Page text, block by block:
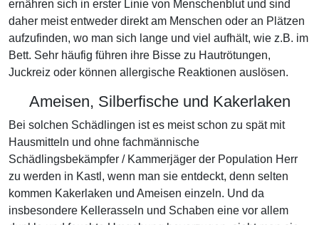
ernähren sich in erster Linie von Menschenblut und sind
daher meist entweder direkt am Menschen oder an Plätzen
aufzufinden, wo man sich lange und viel aufhält, wie z.B. im
Bett. Sehr häufig führen ihre Bisse zu Hautrötungen,
Juckreiz oder können allergische Reaktionen auslösen.
Ameisen, Silberfische und Kakerlaken
Bei solchen Schädlingen ist es meist schon zu spät mit
Hausmitteln und ohne fachmännische
Schädlingsbekämpfer / Kammerjäger der Population Herr
zu werden in Kastl, wenn man sie entdeckt, denn selten
kommen Kakerlaken und Ameisen einzeln. Und da
insbesondere Kellerasseln und Schaben eine vor allem